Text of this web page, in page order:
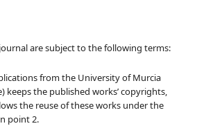
are subject to the following terms:
from the University of Murcia
keeps the published works’ copyrights,
the reuse of these works under the
point 2.